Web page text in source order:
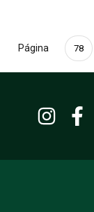
Página